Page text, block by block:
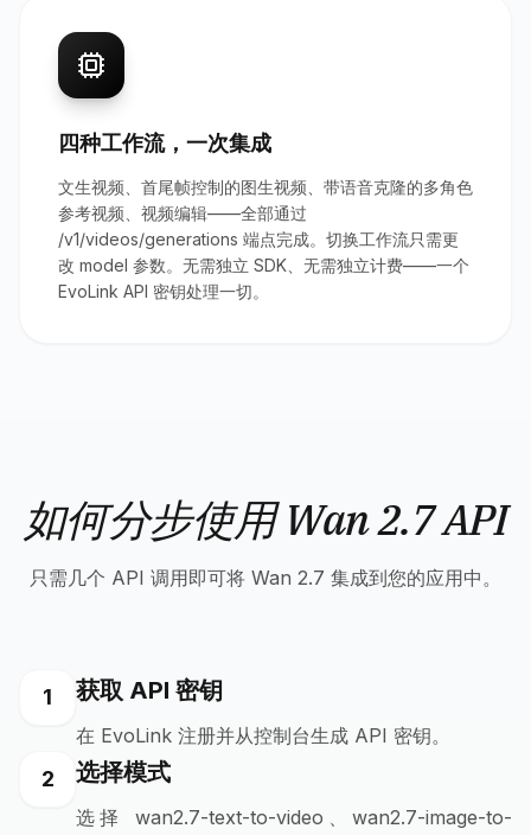
四种工作流，一次集成
文生视频、首尾帧控制的图生视频、带语音克隆的多角色
参考视频、视频编辑——全部通过
/v1/videos/generations 端点完成。切换工作流只需更
改 model 参数。无需独立 SDK、无需独立计费——一个
EvoLink API 密钥处理一切。
如何分步使用 Wan 2.7 API
只需几个 API 调用即可将 Wan 2.7 集成到您的应用中。
1 获取 API 密钥
在 EvoLink 注册并从控制台生成 API 密钥。
2 选择模式
选择 wan2.7-text-to-video、wan2.7-image-to-